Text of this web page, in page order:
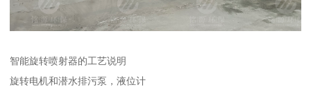
智能旋转喷射器的工艺说明
旋转电机和潜水排污泵，液位计